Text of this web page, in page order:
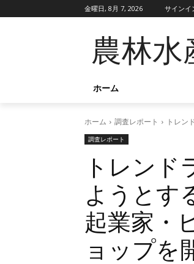
金曜日, 8月 7, 2026 サインイ
農林水
ホーム
ホーム 調査レポート トレン
調査レポート
トレンド
ようとす
起業家・
ョップを